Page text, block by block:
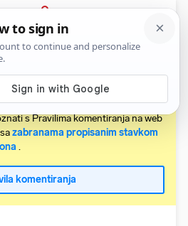
PRIJAVA
Relevantni
komentirati članke obvezan je
s Pravilima komentiranja na web
zabranama propisanim stavkom
.
komentiranja